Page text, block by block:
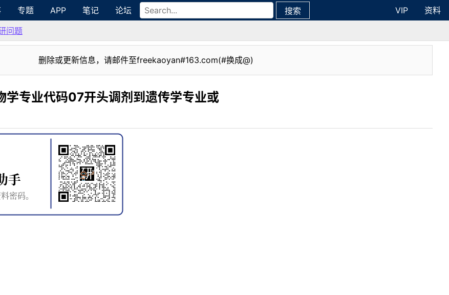
专题 APP 笔记 论坛 搜索 VIP
资料
问题
删除或更新信息，请邮件至freekaoyan#163.com(#换成@)
学专业代码07开头调剂到遗传学专业或